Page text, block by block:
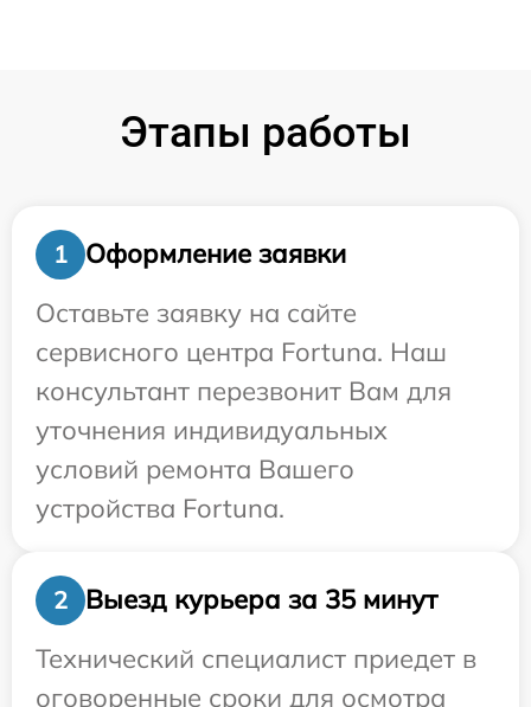
Этапы работы
1
Оформление заявки
Оставьте заявку на сайте
сервисного центра Fortuna. Наш
консультант перезвонит Вам для
уточнения индивидуальных
условий ремонта Вашего
устройства Fortuna.
2
Выезд курьера за 35 минут
Технический специалист приедет в
оговоренные сроки для осмотра